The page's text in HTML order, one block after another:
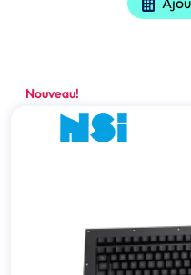
Nouveau!